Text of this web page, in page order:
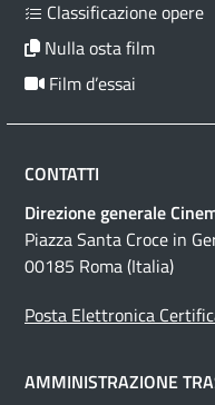
Classificazione opere
Nulla osta film
Film d’essai
CONTATTI
Direzione generale
Piazza Santa Croce in
00185 Roma (Italia)
Posta Elettronica
AMMINISTRAZIONE